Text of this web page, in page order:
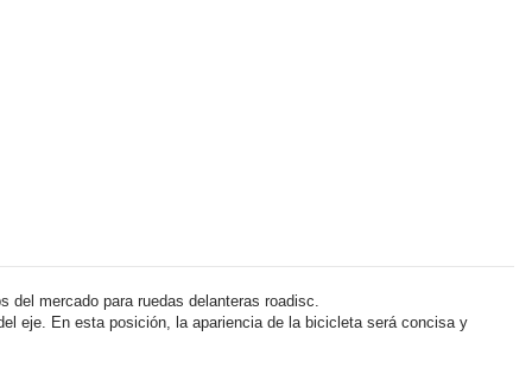
mercado para ruedas delanteras roadisc.
eje. En esta posición, la apariencia de la bicicleta será concisa y